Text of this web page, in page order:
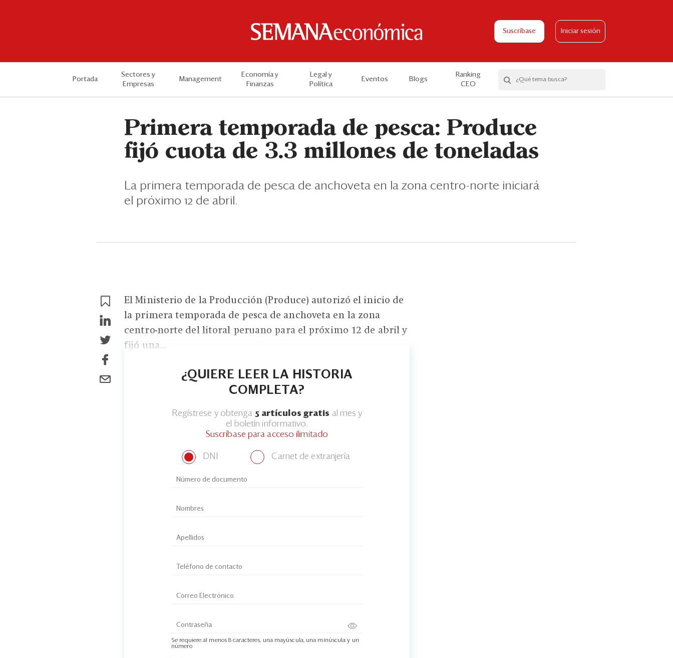
Suscríbase Iniciar sesión
Portada
Sectores y
Empresas
Management
Economía y
Finanzas
Legal y
Política
Eventos Blogs
Ranking
CEO
Primera temporada de pesca: Produce
fijó cuota de 3.3 millones de toneladas
La primera temporada de pesca de anchoveta en la zona centro-norte iniciará
el próximo 12 de abril.
El Ministerio de la Producción (Produce) autorizó el inicio de
la primera temporada de pesca de anchoveta en la zona
centro-norte del litoral peruano para el próximo 12 de abril y
fijó una...
¿QUIERE LEER LA HISTORIA
COMPLETA?
Regístrese y obtenga 5 artículos gratis al mes y
el boletín informativo.
Suscríbase para acceso ilimitado
DNI Carnet de extranjería
Se requiere al menos 8 caracteres, una mayúscula, una minúscula y un
número